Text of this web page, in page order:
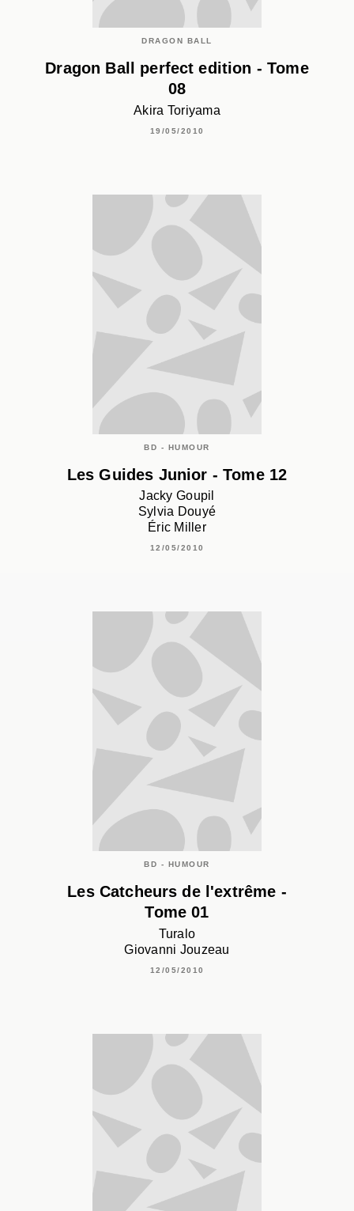
DRAGON BALL
Dragon Ball perfect edition - Tome
08
Akira Toriyama
19/05/2010
BD - HUMOUR
Les Guides Junior - Tome 12
Jacky Goupil
Sylvia Douyé
Éric Miller
12/05/2010
BD - HUMOUR
Les Catcheurs de l'extrême -
Tome 01
Turalo
Giovanni Jouzeau
12/05/2010